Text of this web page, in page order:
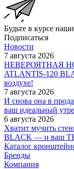
Будьте в курсе
Подписаться
Новости
7 августа 2026
НЕВЕРОЯТНАЯ
ATLANTIS-120
воздухе!
7 августа 2026
И снова она в
ваш идеальный
6 августа 2026
Хватит мучить
BLACK — и ваш ТВ
Каталог
Бренды
Компания